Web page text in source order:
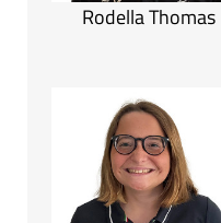
Rodella Thomas